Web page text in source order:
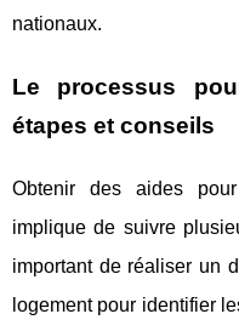
nationaux.
Le processus
étapes et conseils
Obtenir des aides
implique de suivre
important de réaliser un
logement pour identifier